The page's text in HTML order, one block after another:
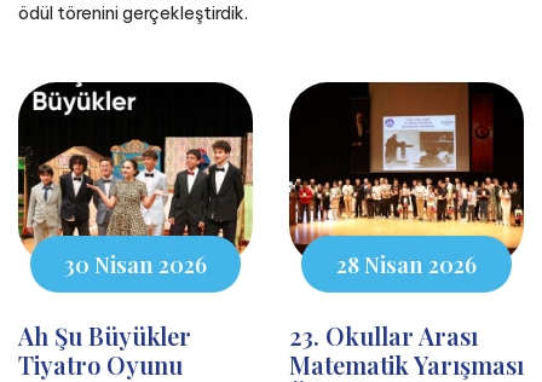
ödül törenini gerçekleştirdik.
30 Nisan 2026
Ah Şu Büyükler
Tiyatro Oyunu
28 Nisan 2026
23. Okullar Arası
Matematik Yarışması